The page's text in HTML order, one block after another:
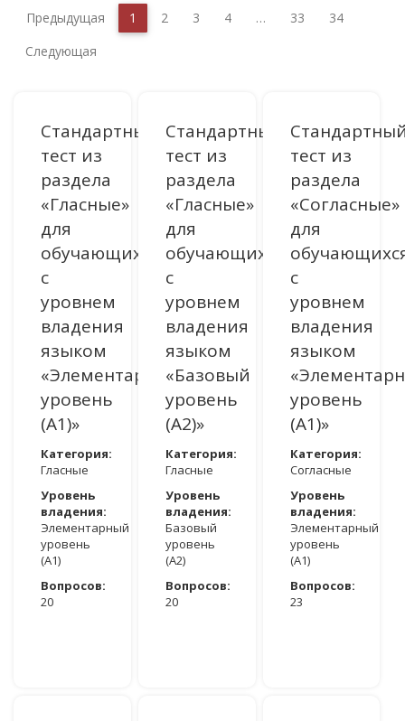
Предыдущая 1 2 3 4 … 33
34
Следующая
Стандартный
тест из
раздела
«Гласные»
для
обучающихся
с
уровнем
владения
языком
«Элементарный
уровень
(A1)»
Категория:
Гласные
Уровень
владения:
Элементарный
уровень
(A1)
Вопросов:
20
Стандартный
тест из
раздела
«Гласные»
для
обучающихся
с
уровнем
владения
языком
«Базовый
уровень
(A2)»
Категория:
Гласные
Уровень
владения:
Базовый
уровень
(A2)
Вопросов:
20
тест из
раздела
«Согласные»
для
с
уровнем
владения
языком
уровень
(A1)»
Категория:
Согласные
Уровень
владения:
Элементарный
уровень
(A1)
Вопросов:
23